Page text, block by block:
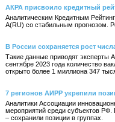
АКРА присвоило кредитный
Аналитическим Кредитным
А(RU) со стабильным прогнозом.
В России сохраняется рост
Такие данные приводят эксперты
сентябре 2023 года количество
открыто более 1 миллиона 347
7 регионов АИРР укрепили
Аналитики Ассоциации
мероприятий среди субъектов РФ.
– сохранили позиции в группах.